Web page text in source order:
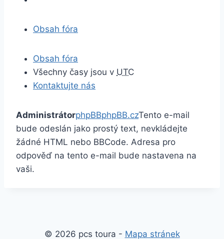
Obsah fóra
Obsah fóra
Všechny časy jsou v UTC
Kontaktujte nás
AdministrátorphpBBphpBB.czTento e-mail
bude odeslán jako prostý text, nevkládejte
žádné HTML nebo BBCode. Adresa pro
odpověď na tento e-mail bude nastavena na
vaši.
© 2026 pcs toura - Mapa stránek